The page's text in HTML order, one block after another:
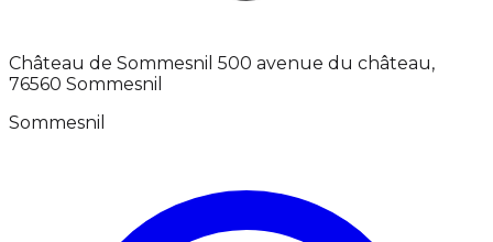
Château de Sommesnil 500 avenue du château,
76560 Sommesnil
Sommesnil